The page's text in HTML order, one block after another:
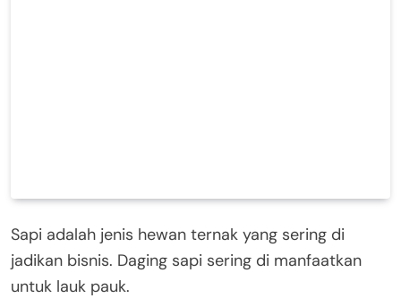
Sapi adalah jenis hewan ternak yang sering di
jadikan bisnis. Daging sapi sering di manfaatkan
untuk lauk pauk.